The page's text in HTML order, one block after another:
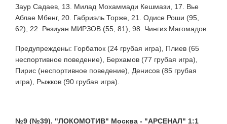
Заур Садаев, 13. Милад Мохаммади Кешмази, 17. Вье
Аблае Мбенг, 20. Габриэль Торже, 21. Одисе Роши (95,
62), 22. Резиуан МИРЗОВ (55, 81), 98. Чингиз Магомадов.
Предупреждены: Горбатюк (24 грубая игра), Плиев (65
неспортивное поведение), Берхамов (77 грубая игра),
Пирис (неспортивное поведение), Денисов (85 грубая
игра), Рыжков (90 грубая игра).
№9 (№39). "ЛОКОМОТИВ" Москва - "АРСЕНАЛ" 1:1